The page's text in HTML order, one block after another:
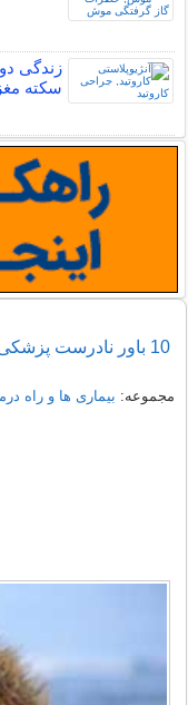
زندگی
سکته
10 باور نادرست پزشکی که از ذهن مردم بیرون نمی رود
مجموعه: بیماری ها و راه